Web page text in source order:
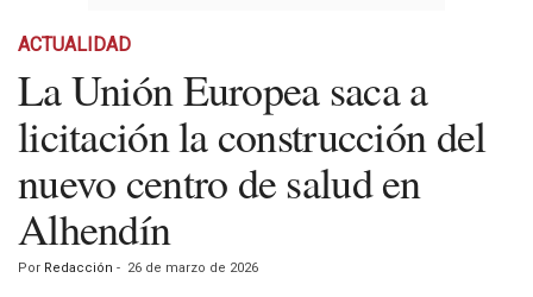
ACTUALIDAD
La Unión Europea saca a
licitación la construcción del
nuevo centro de salud en
Alhendín
Por Redacción - 26 de marzo de 2026